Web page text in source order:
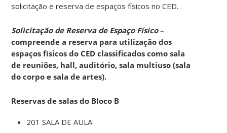
solicitação e reserva de espaços físicos no CED.
Solicitação de Reserva de Espaço Físico–
compreende a reserva para utilização dos
espaços físicos do CED classificados como sala
de reuniões, hall, auditório, sala multiuso (sala
do corpo e sala de artes).
Reservas de salas do Bloco B
201 SALA DE AULA